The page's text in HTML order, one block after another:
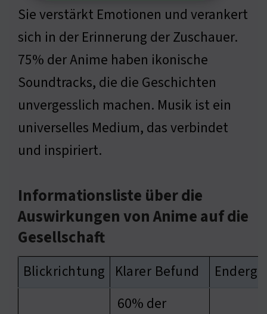
Sie verstärkt Emotionen und verankert
sich in der Erinnerung der Zuschauer.
75% der Anime haben ikonische
Soundtracks, die die Geschichten
unvergesslich machen. Musik ist ein
universelles Medium, das verbindet
und inspiriert.
Informationsliste über die
Auswirkungen von Anime auf die
Gesellschaft
Blickrichtung Klarer Befund
60% der